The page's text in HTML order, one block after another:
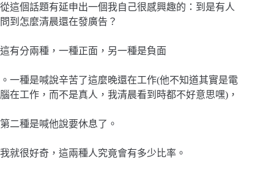
從這個話題有延申出一個我自己很感興趣的：到是有人
問到怎麼清晨還在發廣告？
這有分兩種，一種正面，另一種是負面
。一種是喊說辛苦了這麼晚還在工作(他不知道其實是電
腦在工作，而不是真人，我清晨看到時都不好意思嘿)，
第二種是喊他說要休息了。
我就很好奇，這兩種人究竟會有多少比率。